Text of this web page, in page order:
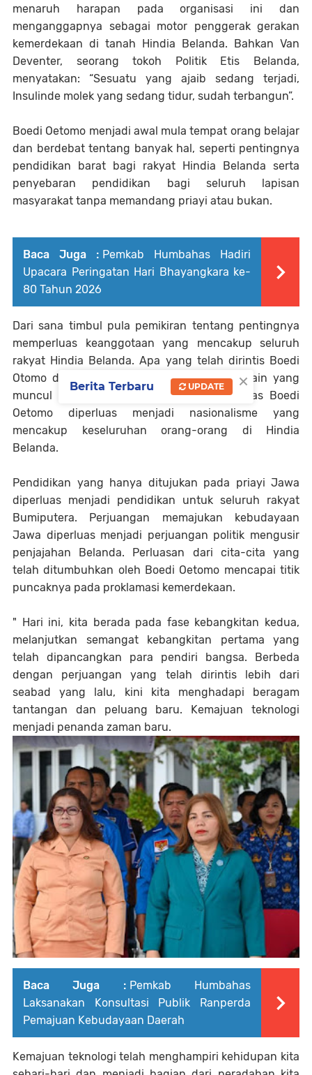
menaruh harapan pada organisasi ini dan
menganggapnya sebagai motor penggerak gerakan
kemerdekaan di tanah Hindia Belanda. Bahkan Van
Deventer, seorang tokoh Politik Etis Belanda,
menyatakan: “Sesuatu yang ajaib sedang terjadi,
Insulinde molek yang sedang tidur, sudah terbangun”.
Boedi Oetomo menjadi awal mula tempat orang belajar
dan berdebat tentang banyak hal, seperti pentingnya
pendidikan barat bagi rakyat Hindia Belanda serta
penyebaran pendidikan bagi seluruh lapisan
masyarakat tanpa memandang priayi atau bukan.
Baca Juga : Pemkab Humbahas Hadiri
Upacara Peringatan Hari Bhayangkara ke-
80 Tahun 2026
Dari sana timbul pula pemikiran tentang pentingnya
memperluas keanggotaan yang mencakup seluruh
rakyat Hindia Belanda. Apa yang telah dirintis Boedi
Otomo dilanjutkan oleh banyak organisasi lain yang
muncul belakangan. Nasionalisme Jawa khas Boedi
Oetomo diperluas menjadi nasionalisme yang
mencakup keseluruhan orang-orang di Hindia
Belanda.
Pendidikan yang hanya ditujukan pada priayi Jawa
diperluas menjadi pendidikan untuk seluruh rakyat
Bumiputera. Perjuangan memajukan kebudayaan
Jawa diperluas menjadi perjuangan politik mengusir
penjajahan Belanda. Perluasan dari cita-cita yang
telah ditumbuhkan oleh Boedi Oetomo mencapai titik
puncaknya pada proklamasi kemerdekaan.
" Hari ini, kita berada pada fase kebangkitan kedua,
melanjutkan semangat kebangkitan pertama yang
telah dipancangkan para pendiri bangsa. Berbeda
dengan perjuangan yang telah dirintis lebih dari
seabad yang lalu, kini kita menghadapi beragam
tantangan dan peluang baru. Kemajuan teknologi
menjadi penanda zaman baru.
Baca Juga : Pemkab Humbahas
Laksanakan Konsultasi Publik Ranperda
Pemajuan Kebudayaan Daerah
Kemajuan teknologi telah menghampiri kehidupan kita
×
Berita Terbaru UPDATE